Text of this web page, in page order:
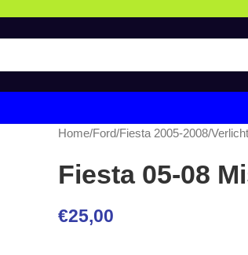
Home/Ford/Fiesta 2005-2008/
Fiesta 05-08
€25,00